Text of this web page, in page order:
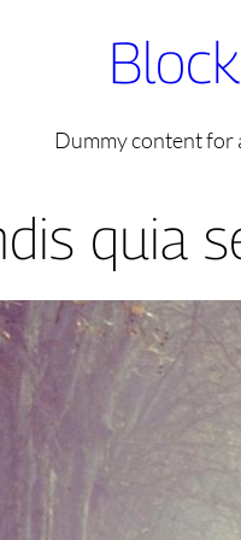
Dummy content for
quia